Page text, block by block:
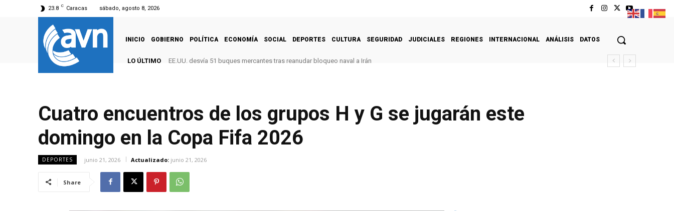
23.8 C Caracas sábado, agosto 8, 2026
INICIO GOBIERNO POLÍTICA ECONOMÍA SOCIAL DEPORTES CULTURA SEGURIDAD JUDICIALES REGIONES INTERNACIONAL ANÁLISIS DATOS
LO ÚLTIMO EE.UU. desvía 51 buques mercantes tras reanudar bloqueo naval a Irán
Cuatro encuentros de los grupos H y G se jugarán este
domingo en la Copa Fifa 2026
DEPORTES junio 21, 2026 Actualizado: junio 21, 2026
Share